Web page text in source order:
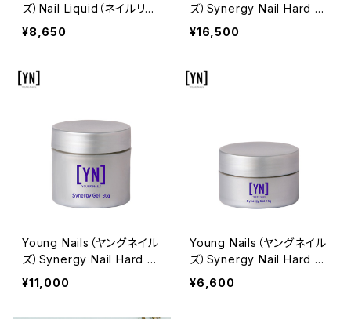
ズ）Nail Liquid（ネイルリキ
ッド）177ml
¥8,650
ズ）Synergy Nail Hard G
el（シナジーネイルハードジ
ェル）60g
¥16,500
Young Nails（ヤングネイル
ズ）Synergy Nail Hard G
el（シナジーネイルハードジ
ェル）30g
¥11,000
Young Nails（ヤングネイル
ズ）Synergy Nail Hard G
el（シナジーネイルハードジ
ェル）15g
¥6,600